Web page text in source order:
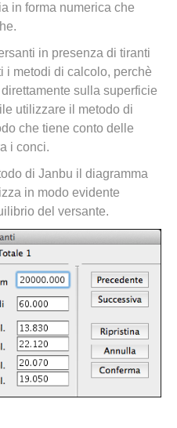
in forma numerica che
in presenza di tiranti
i metodi di calcolo, perchè
direttamente sulla superficie
utilizzare il metodo di
che tiene conto delle
i conci.
di Janbu il diagramma
in modo evidente
del versante.